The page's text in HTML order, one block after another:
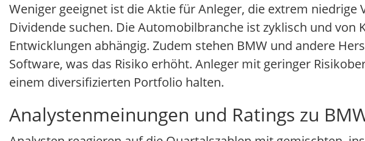
Weniger geeignet ist die Aktie für Anleger, die extrem
Dividende suchen. Die Automobilbranche ist zyklisch und
Entwicklungen abhängig. Zudem stehen BMW und andere
Software, was das Risiko erhöht. Anleger mit geringer
einem diversifizierten Portfolio halten.
Analystenmeinungen und Ratings zu